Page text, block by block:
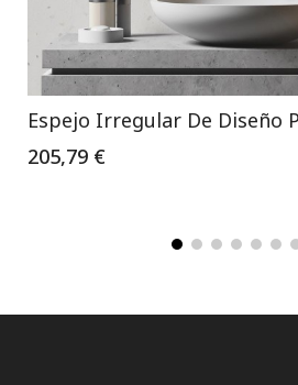
Espejo Irregular De Diseño
205,79 €